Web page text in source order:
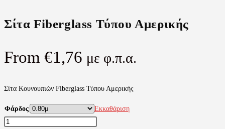
Σίτα Fiberglass Τύπου Αμερικής
From €1,76 με φ.π.α.
Σίτα Κουνουπιών Fiberglass Τύπου Αμερικής
Φάρδος
Εκκαθάριση
Σίτα